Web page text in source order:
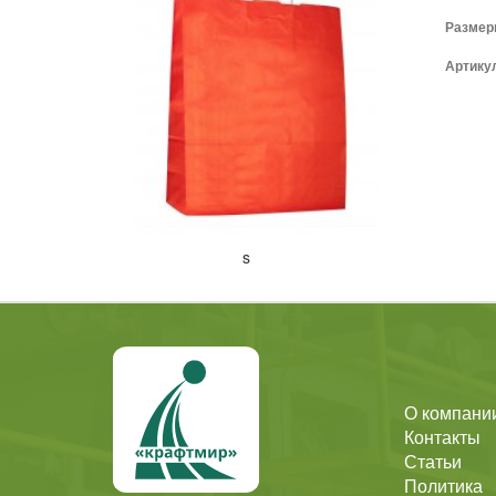
s
О
Контакты
Статьи
Политика